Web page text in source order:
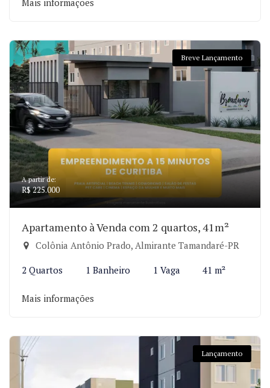
Mais informações
Breve Lançamento
A partir de:
R$ 225.000
Apartamento à Venda com 2 quartos, 41m²
Colônia Antônio Prado, Almirante Tamandaré-PR
2 Quartos 1 Banheiro 1 Vaga 41 m²
Mais informações
Lançamento